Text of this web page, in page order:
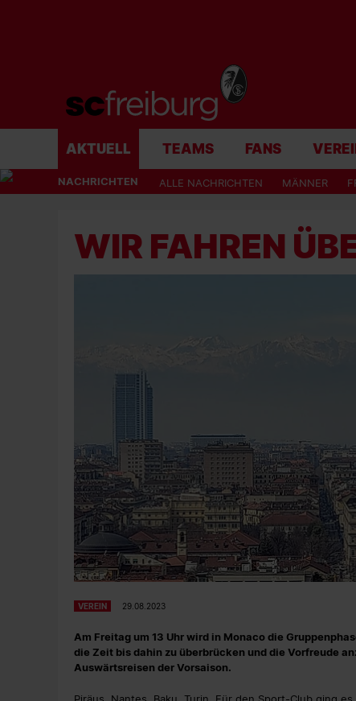
AKTUELL TEAMS FANS
NACHRICHTEN ALLE NACHRICHTEN MÄNNER
WIR FAHREN
VEREIN 29.08.2023
Am Freitag um 13 Uhr wird in Monaco die
die Zeit bis dahin zu überbrücken und die Vorfreude
Auswärtsreisen der Vorsaison.
Piräus, Nantes, Baku, Turin. Für den Sport-Club ging